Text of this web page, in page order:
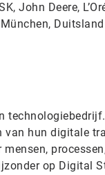
John Deere,
Duitsland
van hun digitale
op Digital